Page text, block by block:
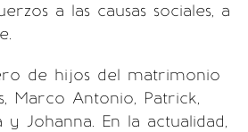
a las causas sociales, a
de hijos del matrimonio
Marco Antonio, Patrick,
y Johanna. En la actualidad,